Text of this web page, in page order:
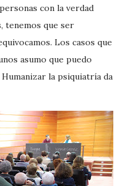
con la verdad
tenemos que ser
Los casos que
asumo que puedo
la psiquiatría da